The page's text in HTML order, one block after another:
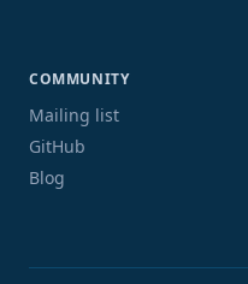
COMMUNITY
Mailing list
GitHub
Blog